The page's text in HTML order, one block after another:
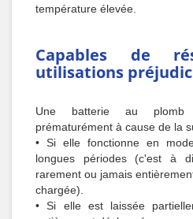
température élevée.
Capables de
utilisations
Une batterie au plomb
prématurément à cause de la
• Si elle fonctionne en
longues périodes (c'est à
rarement ou jamais
chargée).
• Si elle est laissée